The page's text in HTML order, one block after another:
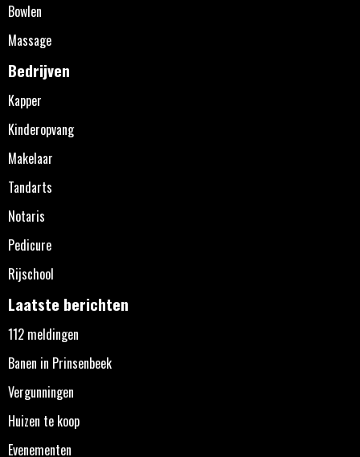
Bowlen
Massage
Bedrijven
Kapper
Kinderopvang
Makelaar
Tandarts
Notaris
Pedicure
Rijschool
Laatste berichten
112 meldingen
Banen in Prinsenbeek
Vergunningen
Huizen te koop
Evenementen